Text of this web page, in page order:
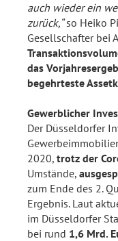
auch wieder ein
zurück,“so Heiko
Gesellschafter bei
das
begehrteste
Gewerblicher
Der Düsseldorfer
2020, trotz der
Umstände,
zum Ende des 2.
Ergebnis. Laut
im Düsseldorfer
bei rund 1,6 Mrd.